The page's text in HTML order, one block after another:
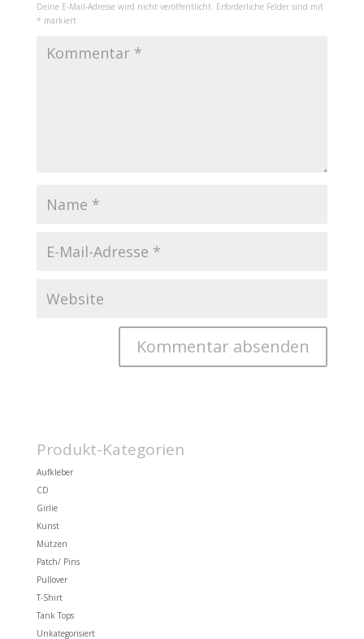
Deine E-Mail-Adresse wird nicht veröffentlicht. Erforderliche Felder sind mit
* markiert
Produkt-Kategorien
Aufkleber
CD
Girlie
Kunst
Mützen
Patch/ Pins
Pullover
T-Shirt
Tank Tops
Unkategorisiert